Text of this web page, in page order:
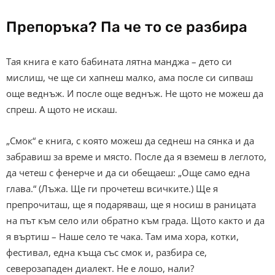
Препоръка? Па че то се разбира
Тая книга е като бабината лятна манджа – дето си
мислиш, че ще си хапнеш малко, ама после си сипваш
още веднъж. И после още веднъж. Не щото не можеш да
спреш. А щото не искаш.
„Смок“ е книга, с която можеш да седнеш на сянка и да
забравиш за време и място. После да я вземеш в леглото,
да четеш с фенерче и да си обещаеш: „Още само една
глава.“ (Лъжа. Ще ги прочетеш всичките.) Ще я
препрочиташ, ще я подаряваш, ще я носиш в раницата
на път към село или обратно към града. Щото както и да
я въртиш – Наше село те чака. Там има хора, котки,
фестивал, една къща със смок и, разбира се,
северозападен диалект. Не е лошо, нали?